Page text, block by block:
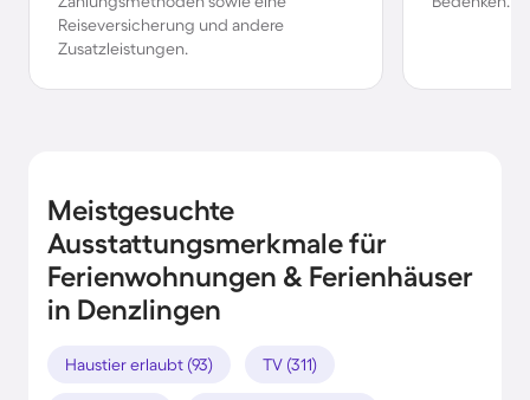
Reiseversicherung und andere
Zusatzleistungen.
Meistgesuchte
Ausstattungsmerkmale für
Ferienwohnungen & Ferienhäuser
in Denzlingen
Haustier erlaubt (93) TV (311)